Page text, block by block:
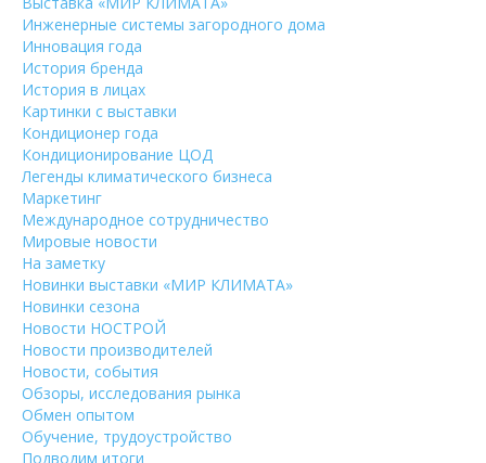
Инженерные системы загородного дома
Инновация года
История бренда
История в лицах
Картинки с выставки
Кондиционер года
Кондиционирование ЦОД
Легенды климатического бизнеса
Маркетинг
Международное сотрудничество
Мировые новости
На заметку
Новинки выставки «МИР КЛИМАТА»
Новинки сезона
Новости НОСТРОЙ
Новости производителей
Новости, события
Обзоры, исследования рынка
Обмен опытом
Обучение, трудоустройство
Подводим итоги